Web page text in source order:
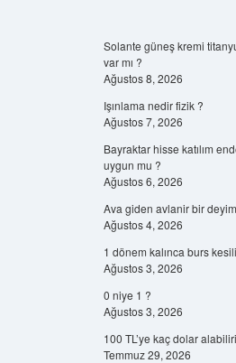
Solante güneş kremi
var mı ?
Ağustos 8, 2026
Işınlama nedir fizik ?
Ağustos 7, 2026
Bayraktar hisse katılım
uygun mu ?
Ağustos 6, 2026
Ava giden avlanir bir
Ağustos 4, 2026
1 dönem kalınca burs
Ağustos 3, 2026
0 niye 1 ?
Ağustos 3, 2026
100 TL’ye kaç dolar
Temmuz 29, 2026